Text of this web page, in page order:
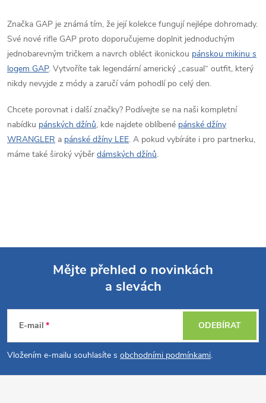
Značka GAP je známá tím, že její kolekce fungují nejlépe dohromady.
Své nové rifle GAP proto doporučujeme doplnit jednoduchým
jednobarevným tričkem a navrch obléct ikonickou pánskou mikinu s
logem GAP. Vytvoříte tak legendární americký „casual“ outfit, který
nikdy nevyjde z módy a zaručí vám pohodlí po celý den.
Chcete porovnat i další značky? Podívejte se na naši kompletní
nabídku pánských džínů, kde najdete oblíbené pánské džíny
WRANGLER a pánské džíny LEE. A pokud vybíráte i pro partnerku,
máme také široký výběr dámských džínů.
p
a
Mějte přehled o novinkách
a slevách
E-mail
Vložením e-mailu souhlasíte s obchodními podmínkami.
ODEBÍRAT